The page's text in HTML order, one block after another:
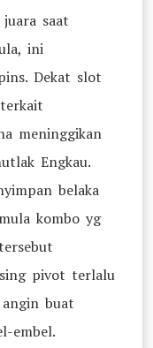
saat
ini
Dekat slot
meninggikan
Engkau.
belaka
kombo yg
pivot terlalu
buat
embel.